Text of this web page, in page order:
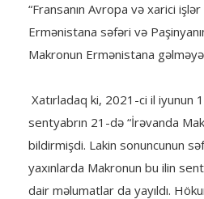
“Fransanın Avropa və xarici
Ermənistana səfəri və
Makronun Ermənistana
Xatırladaq ki, 2021-ci il iyunun
sentyabrın 21-də “İrəvanda
bildirmişdi. Lakin sonuncunun
yaxınlarda Makronun bu ilin
dair məlumatlar da yayıldı.